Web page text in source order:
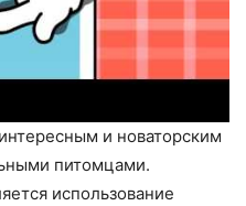
и новаторским
питомцами.
использование